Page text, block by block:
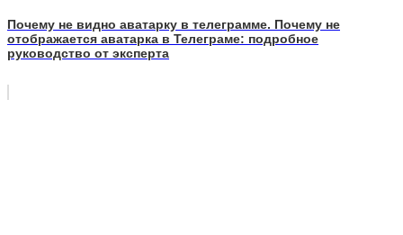
Почему не видно аватарку в телеграмме. Почему не
отображается аватарка в Телеграме: подробное
руководство от эксперта